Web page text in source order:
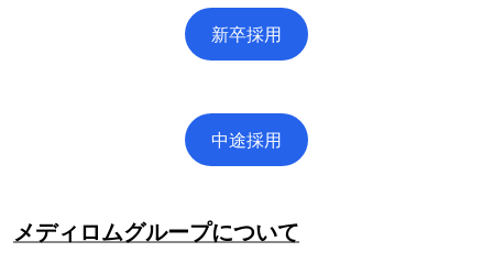
新卒採用
中途採用
メディロムグループについて